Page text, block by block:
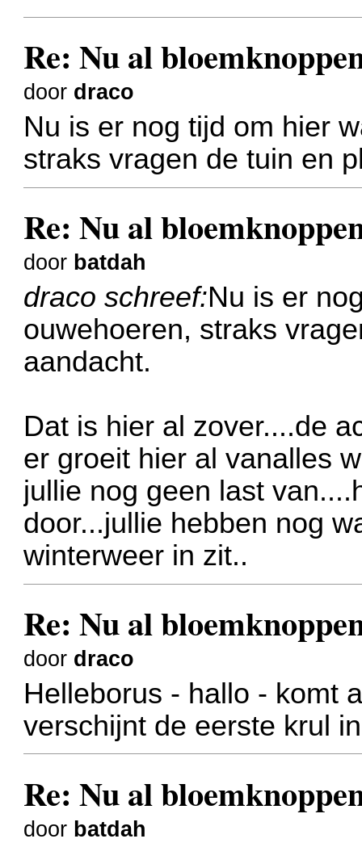
Re: Nu al
door draco
Nu is er nog tijd om hier
straks vragen de tuin en
Re: Nu al
door batdah
draco schreef:Nu is er
ouwehoeren, straks
aandacht.
Dat is hier al zover....de
er groeit hier al vanalles
jullie nog geen last
door...jullie hebben nog
winterweer in zit..
Re: Nu al
door draco
Helleborus - hallo - komt
verschijnt de eerste krul
Re: Nu al
door batdah